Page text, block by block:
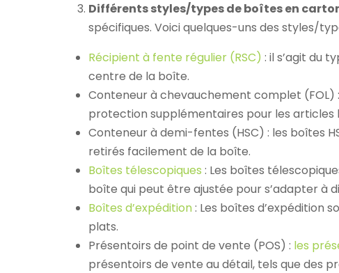
Différents styles/types de boîtes en
spécifiques. Voici quelques-uns des styles/
Récipient à fente régulier (RSC) : il s’agit du
centre de la boîte.
Conteneur à chevauchement complet
protection supplémentaires pour les articles
Conteneur à demi-fentes (HSC) : les boîtes
retirés facilement de la boîte.
Boîtes télescopiques : Les boîtes
boîte qui peut être ajustée pour s’adapter à
Boîtes d’expédition: Les boîtes d’expédition
plats.
Présentoirs de point de vente (POS) : les
présentoirs de vente au détail, tels que des